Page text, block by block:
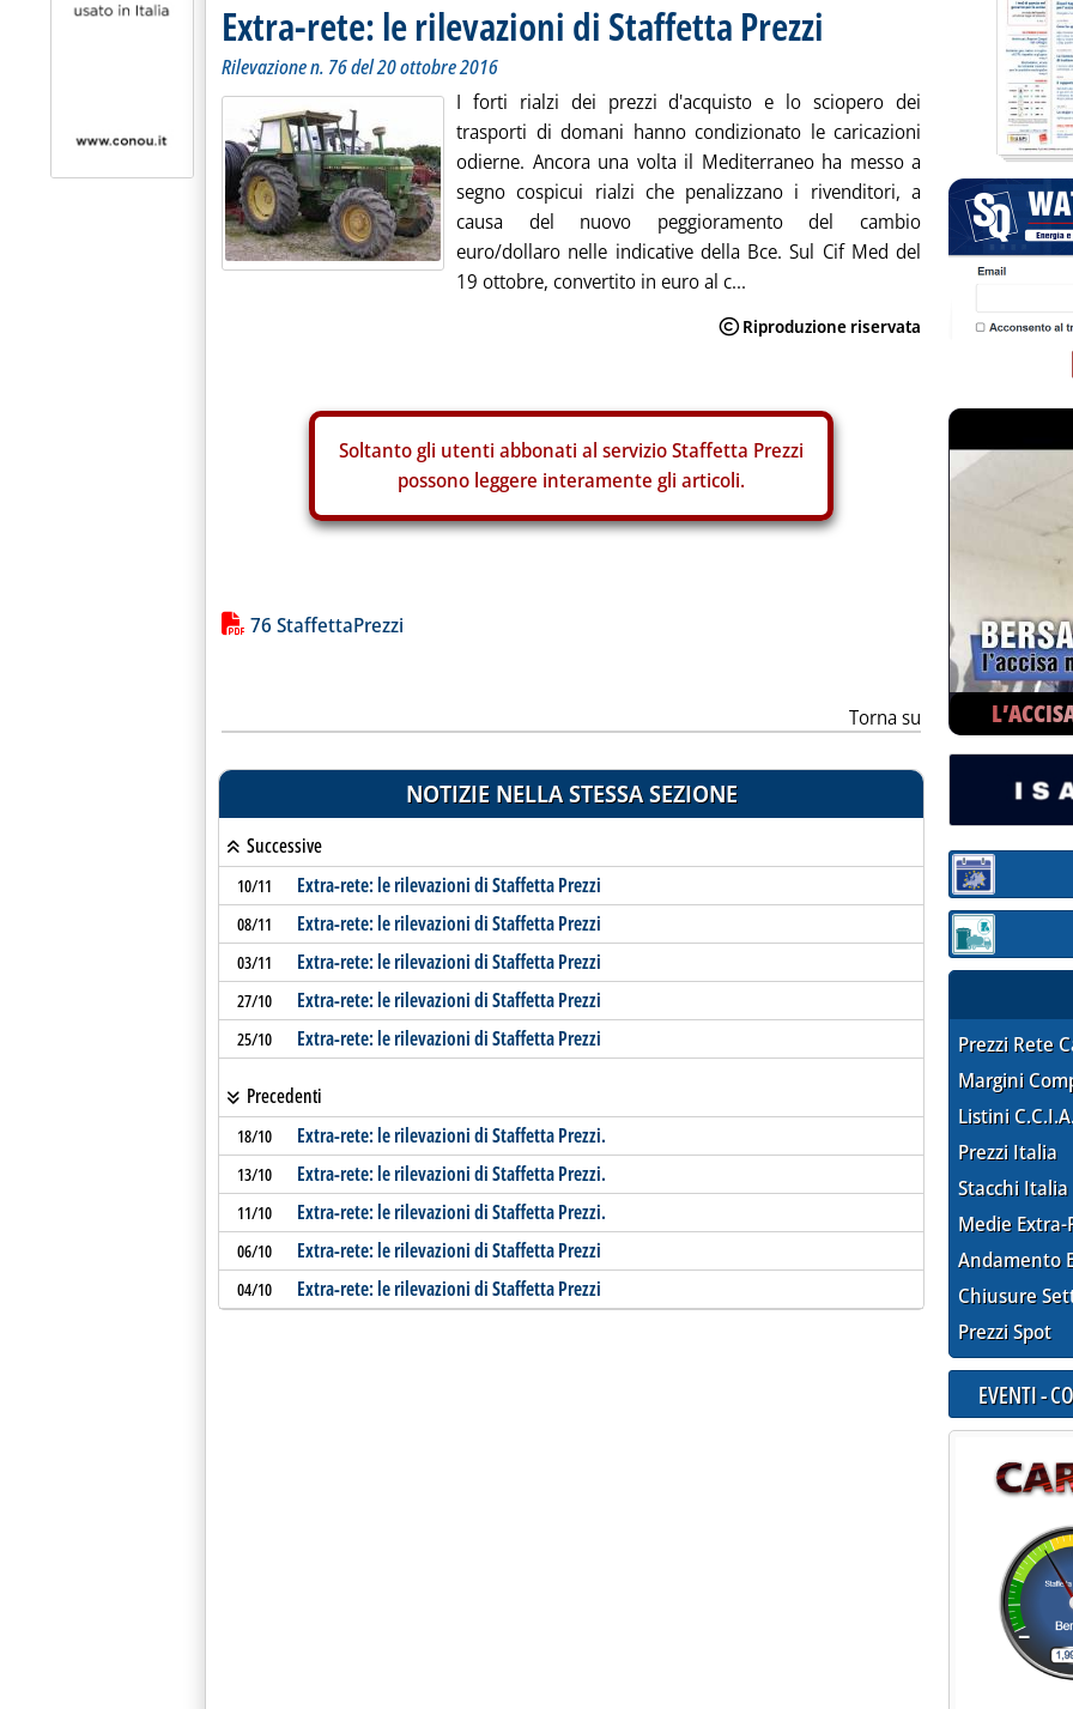
Extra-rete: le rilevazioni di Staffetta Prezzi
Rilevazione n. 76 del 20 ottobre 2016
I forti rialzi dei prezzi d'acquisto e lo sciopero dei
trasporti di domani hanno condizionato le caricazioni
odierne. Ancora una volta il Mediterraneo ha messo a
segno cospicui rialzi che penalizzano i rivenditori, a
causa del nuovo peggioramento del cambio
euro/dollaro nelle indicative della Bce. Sul Cif Med del
19 ottobre, convertito in euro al c...
Soltanto gli utenti abbonati al servizio Staffetta Prezzi
possono leggere interamente gli articoli.
Lista allegati PDF alla notizia
76 StaffettaPrezzi
Torna su
NOTIZIE NELLA STESSA SEZIONE
Successive
10/11 Extra-rete: le rilevazioni di Staffetta Prezzi
08/11 Extra-rete: le rilevazioni di Staffetta Prezzi
03/11 Extra-rete: le rilevazioni di Staffetta Prezzi
27/10 Extra-rete: le rilevazioni di Staffetta Prezzi
25/10 Extra-rete: le rilevazioni di Staffetta Prezzi
Precedenti
18/10 Extra-rete: le rilevazioni di Staffetta Prezzi.
13/10 Extra-rete: le rilevazioni di Staffetta Prezzi.
11/10 Extra-rete: le rilevazioni di Staffetta Prezzi.
06/10 Extra-rete: le rilevazioni di Staffetta Prezzi
04/10 Extra-rete: le rilevazioni di Staffetta Prezzi
Sezione:
Sezione:
Prezzi Rete
Margini
Listini
Prezzi Italia
Stacchi Italia
Medie Extra-
Andamento
Chiusure
Prezzi Spot
EVENTI -